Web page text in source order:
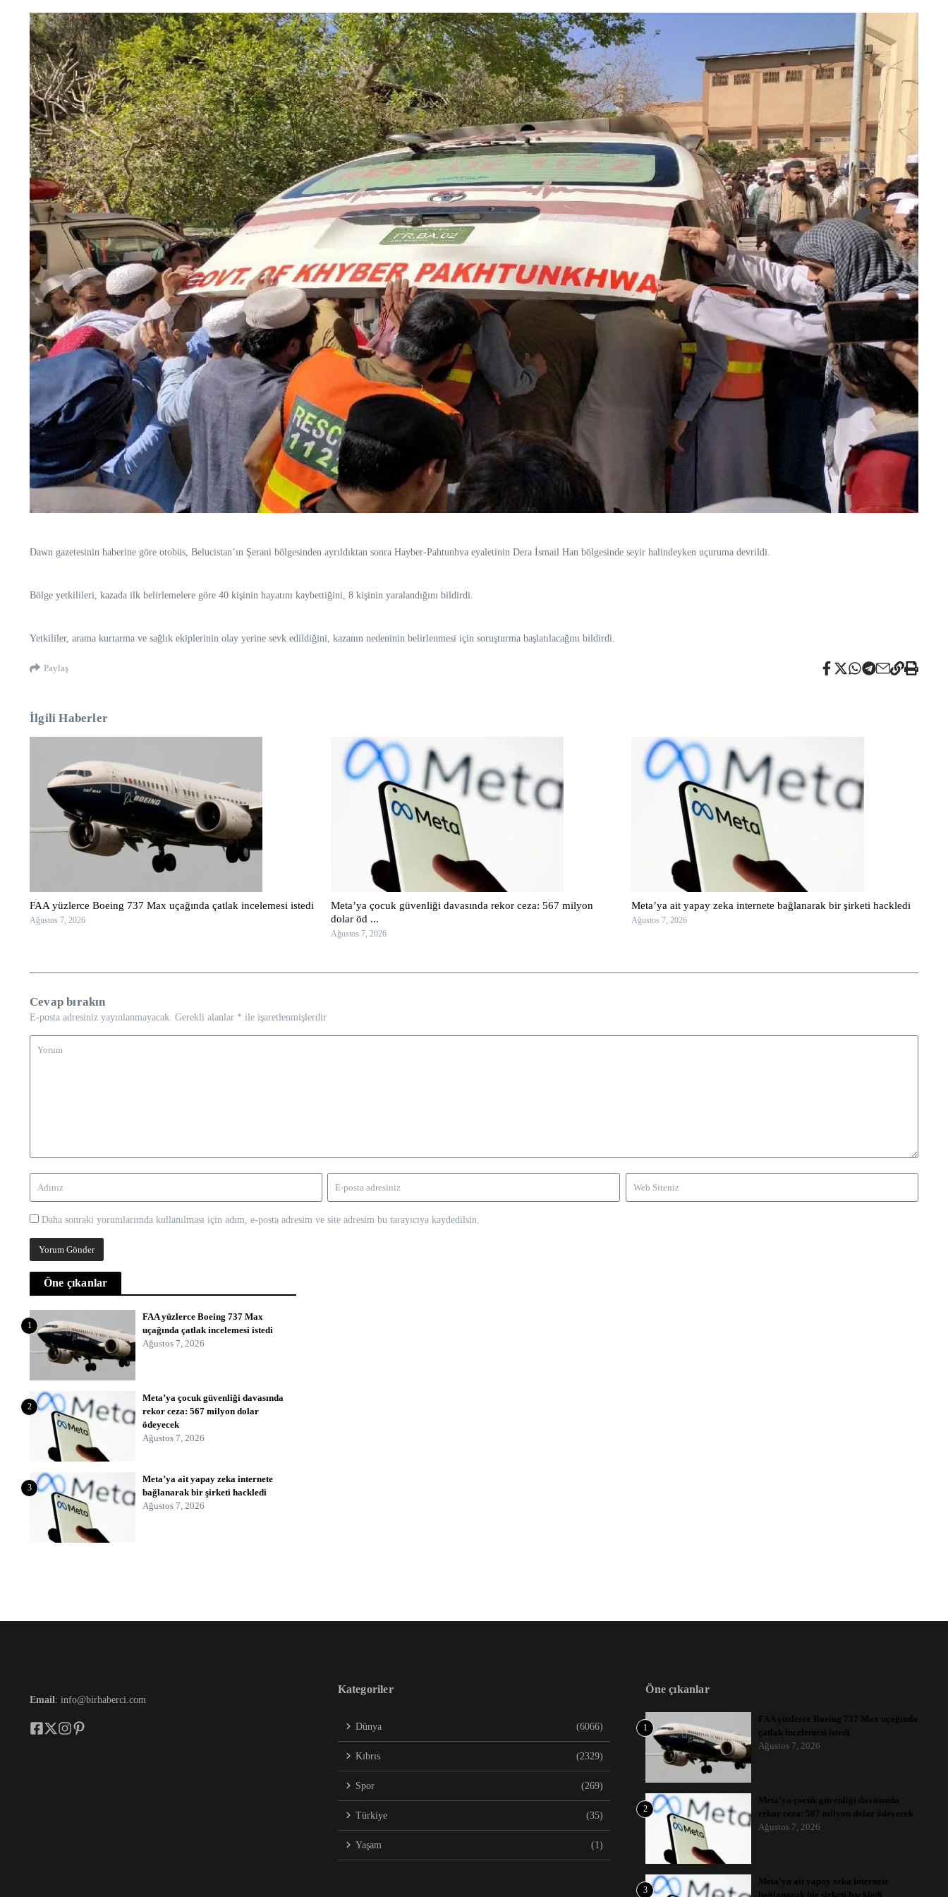
Dawn gazetesinin haberine göre otobüs, Belucistan’ın Şerani bölgesinden ayrıldıktan sonra Hayber-Pahtunhva eyaletinin Dera İsmail Han bölgesinde seyir halindeyken uçuruma devrildi.
Bölge yetkilileri, kazada ilk belirlemelere göre 40 kişinin hayatını kaybettiğini, 8 kişinin yaralandığını bildirdi.
Yetkililer, arama kurtarma ve sağlık ekiplerinin olay yerine sevk edildiğini, kazanın nedeninin belirlenmesi için soruşturma başlatılacağını bildirdi.
Paylaş
İlgili Haberler
FAA yüzlerce Boeing 737 Max uçağında çatlak incelemesi istedi
Ağustos 7, 2026
Meta’ya çocuk güvenliği davasında rekor ceza: 567 milyon
dolar öd ...
Ağustos 7, 2026
Meta’ya ait yapay zeka internete bağlanarak bir şirketi hackledi
Ağustos 7, 2026
Cevap bırakın
E-posta adresiniz yayınlanmayacak. Gerekli alanlar * ile işaretlenmişlerdir
Daha sonraki yorumlarımda kullanılması için adım, e-posta adresim ve site adresim bu tarayıcıya kaydedilsin.
Öne çıkanlar
1
FAA yüzlerce Boeing 737 Max
uçağında çatlak incelemesi istedi
Ağustos 7, 2026
2
Meta’ya çocuk güvenliği davasında
rekor ceza: 567 milyon dolar
ödeyecek
Ağustos 7, 2026
3
Meta’ya ait yapay zeka internete
bağlanarak bir şirketi hackledi
Ağustos 7, 2026
Email : info@birhaberci.com
Kategoriler
Dünya (6066)
Kıbrıs (2329)
Spor (269)
Türkiye (35)
Yaşam (1)
Öne çıkanlar
1
FAA yüzlerce Boeing 737 Max uçağında
çatlak incelemesi istedi
Ağustos 7, 2026
2
Meta’ya çocuk güvenliği davasında
rekor ceza: 567 milyon dolar ödeyecek
Ağustos 7, 2026
3
Meta’ya ait yapay zeka internete
bağlanarak bir şirketi hackledi